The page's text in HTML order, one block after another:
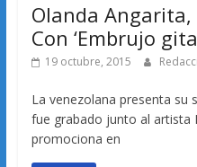
Olanda
Con ‘Embrujo
19 octubre, 2015
La venezolana presenta su
fue grabado junto al artista
promociona en